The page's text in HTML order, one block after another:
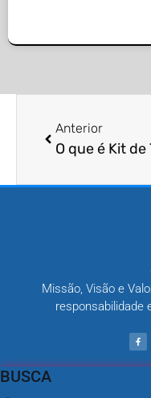
Anterior
Missão, Visão e
responsabilidade
BUSCA